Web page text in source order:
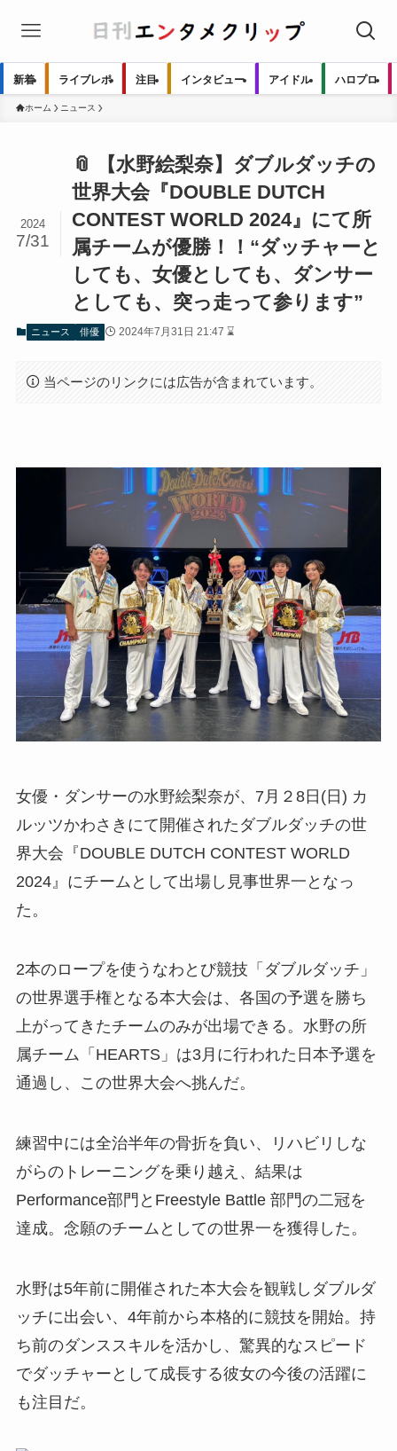
新着 ライブレポ 注目 インタビュー アイドル ハロプロ
ホーム ニュース
📎 【水野絵梨奈】ダブルダッチの
世界大会『DOUBLE DUTCH
CONTEST WORLD 2024』にて所
属チームが優勝！！“ダッチャーと
しても、女優としても、ダンサー
としても、突っ走って参ります”
2024
7/31
ニュース 俳優 2024年7月31日 21:47 ⌛
当ページのリンクには広告が含まれています。
女優・ダンサーの水野絵梨奈が、7月２8日(日) カ
ルッツかわさきにて開催されたダブルダッチの世
界大会『DOUBLE DUTCH CONTEST WORLD
2024』にチームとして出場し見事世界一となっ
た。
2本のロープを使うなわとび競技「ダブルダッチ」
の世界選手権となる本大会は、各国の予選を勝ち
上がってきたチームのみが出場できる。水野の所
属チーム「HEARTS」は3月に行われた日本予選を
通過し、この世界大会へ挑んだ。
練習中には全治半年の骨折を負い、リハビリしな
がらのトレーニングを乗り越え、結果は
Performance部門とFreestyle Battle 部門の二冠を
達成。念願のチームとしての世界一を獲得した。
水野は5年前に開催された本大会を観戦しダブルダ
ッチに出会い、4年前から本格的に競技を開始。持
ち前のダンススキルを活かし、驚異的なスピード
でダッチャーとして成長する彼女の今後の活躍に
も注目だ。